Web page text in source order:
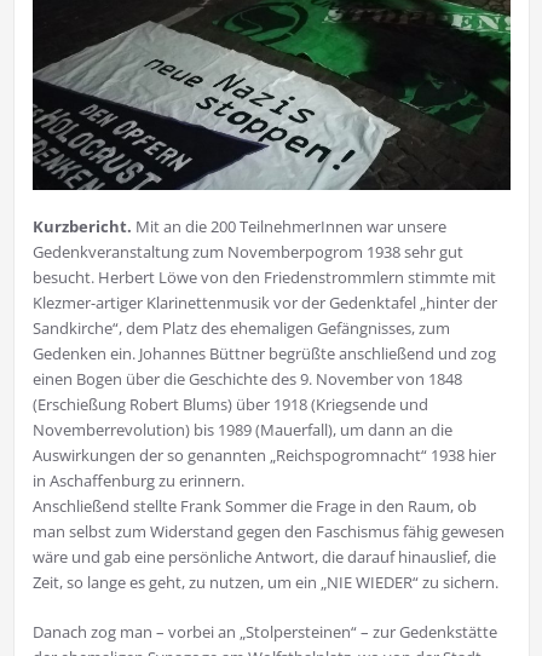
Kurzbericht. Mit an die 200 TeilnehmerInnen war unsere
Gedenkveranstaltung zum Novemberpogrom 1938 sehr gut
besucht. Herbert Löwe von den Friedenstrommlern stimmte mit
Klezmer-artiger Klarinettenmusik vor der Gedenktafel „hinter der
Sandkirche“, dem Platz des ehemaligen Gefängnisses, zum
Gedenken ein. Johannes Büttner begrüßte anschließend und zog
einen Bogen über die Geschichte des 9. November von 1848
(Erschießung Robert Blums) über 1918 (Kriegsende und
Novemberrevolution) bis 1989 (Mauerfall), um dann an die
Auswirkungen der so genannten „Reichspogromnacht“ 1938 hier
in Aschaffenburg zu erinnern.
Anschließend stellte Frank Sommer die Frage in den Raum, ob
man selbst zum Widerstand gegen den Faschismus fähig gewesen
wäre und gab eine persönliche Antwort, die darauf hinauslief, die
Zeit, so lange es geht, zu nutzen, um ein „NIE WIEDER“ zu sichern.
Danach zog man – vorbei an „Stolpersteinen“ – zur Gedenkstätte